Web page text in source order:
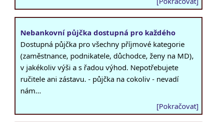
Nebankovní půjčka dostupná pro každého
Dostupná půjčka pro všechny příjmové kategorie
(zaměstnance, podnikatele, důchodce, ženy na MD),
v jakékoliv výši a s řadou výhod. Nepotřebujete
ručitele ani zástavu. - půjčka na cokoliv - nevadí
nám…
[Pokračovat]